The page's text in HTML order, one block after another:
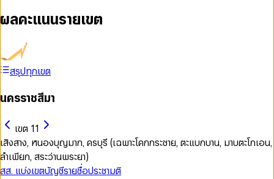
ผลคะแนนรายเขต
สรุปทุกเขต
นครราชสีมา
เขต 11
เสิงสาง, หนองบุญมาก, ครบุรี (เฉพาะโคกกระชาย, ตะแบกบาน, มาบตะโกเอน,
ลำเพียก, สระว่านพระยา)
สส. แบ่งเขตบัญชีรายชื่อประชามติ